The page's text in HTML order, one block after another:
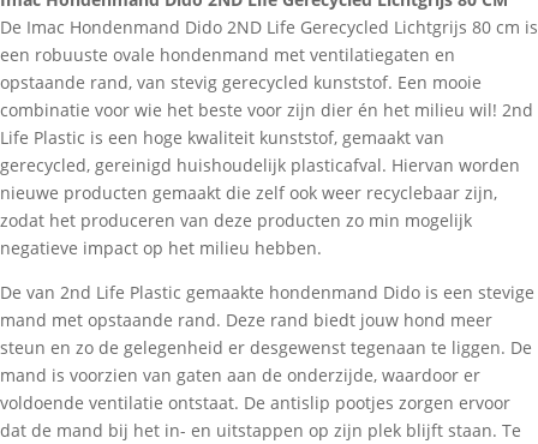
De Imac Hondenmand Dido 2ND Life Gerecycled Lichtgrijs 80 cm is
een robuuste ovale hondenmand met ventilatiegaten en
opstaande rand, van stevig gerecycled kunststof. Een mooie
combinatie voor wie het beste voor zijn dier én het milieu wil! 2nd
Life Plastic is een hoge kwaliteit kunststof, gemaakt van
gerecycled, gereinigd huishoudelijk plasticafval. Hiervan worden
nieuwe producten gemaakt die zelf ook weer recyclebaar zijn,
zodat het produceren van deze producten zo min mogelijk
negatieve impact op het milieu hebben.
De van 2nd Life Plastic gemaakte hondenmand Dido is een stevige
mand met opstaande rand. Deze rand biedt jouw hond meer
steun en zo de gelegenheid er desgewenst tegenaan te liggen. De
mand is voorzien van gaten aan de onderzijde, waardoor er
voldoende ventilatie ontstaat. De antislip pootjes zorgen ervoor
dat de mand bij het in- en uitstappen op zijn plek blijft staan. Te